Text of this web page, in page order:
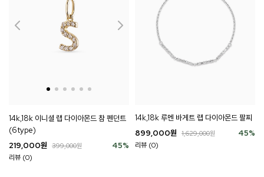
14k,18k 이니셜 랩 다이아몬드 참 펜던트
(6type)
45%
219,000원 399,000원
리뷰 (0)
14k,18k 루멘 바게트 랩 다이아몬드 팔찌
45%
899,000원 1,629,000원
리뷰 (0)